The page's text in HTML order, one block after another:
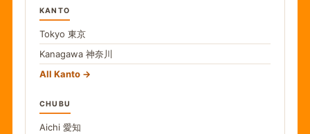
KANTO
Tokyo 東京
Kanagawa 神奈川
All Kanto
CHUBU
Aichi 愛知